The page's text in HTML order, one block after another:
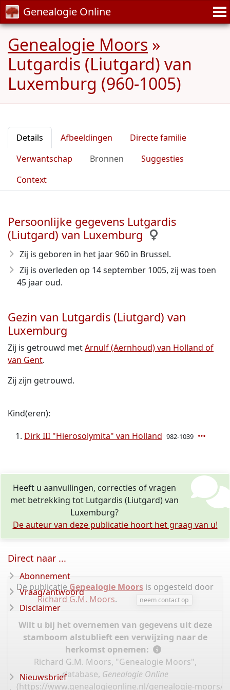
Genealogie Online
Genealogie Moors »
Lutgardis (Liutgard) van
Luxemburg (960-1005)
Details Afbeeldingen
Directe familie
Verwantschap
Bronnen
Suggesties
Context
Persoonlijke gegevens Lutgardis
(Liutgard) van Luxemburg
Zij is geboren in het jaar 960 in Brussel.
Zij is overleden op 14 september 1005, zij was toen
45 jaar oud.
Gezin van Lutgardis (Liutgard) van
Luxemburg
Zij is getrouwd metArnulf (Aernhoud) van Holland of
van Gent.
Zij zijn getrouwd.
Kind(eren):
Dirk III "Hierosolymita" van Holland 982-1039
Heeft u aanvullingen, correcties of vragen
met betrekking tot Lutgardis (Liutgard) van
Luxemburg?
De auteur van deze publicatie hoort het graag van u!
De publicatie Genealogie Moors is opgesteld door
Richard G.M. Moors. neem contact op
Wilt u bij het overnemen van gegevens uit deze
stamboom alstublieft een verwijzing naar de
herkomst opnemen:
Richard G.M. Moors, "Genealogie Moors",
database, Genealogie Online
(https://www.genealogieonline.nl/genealogie-moors/
Direct naar ...
Abonnement
Vraag/antwoord
Disclaimer
Nieuwsbrief